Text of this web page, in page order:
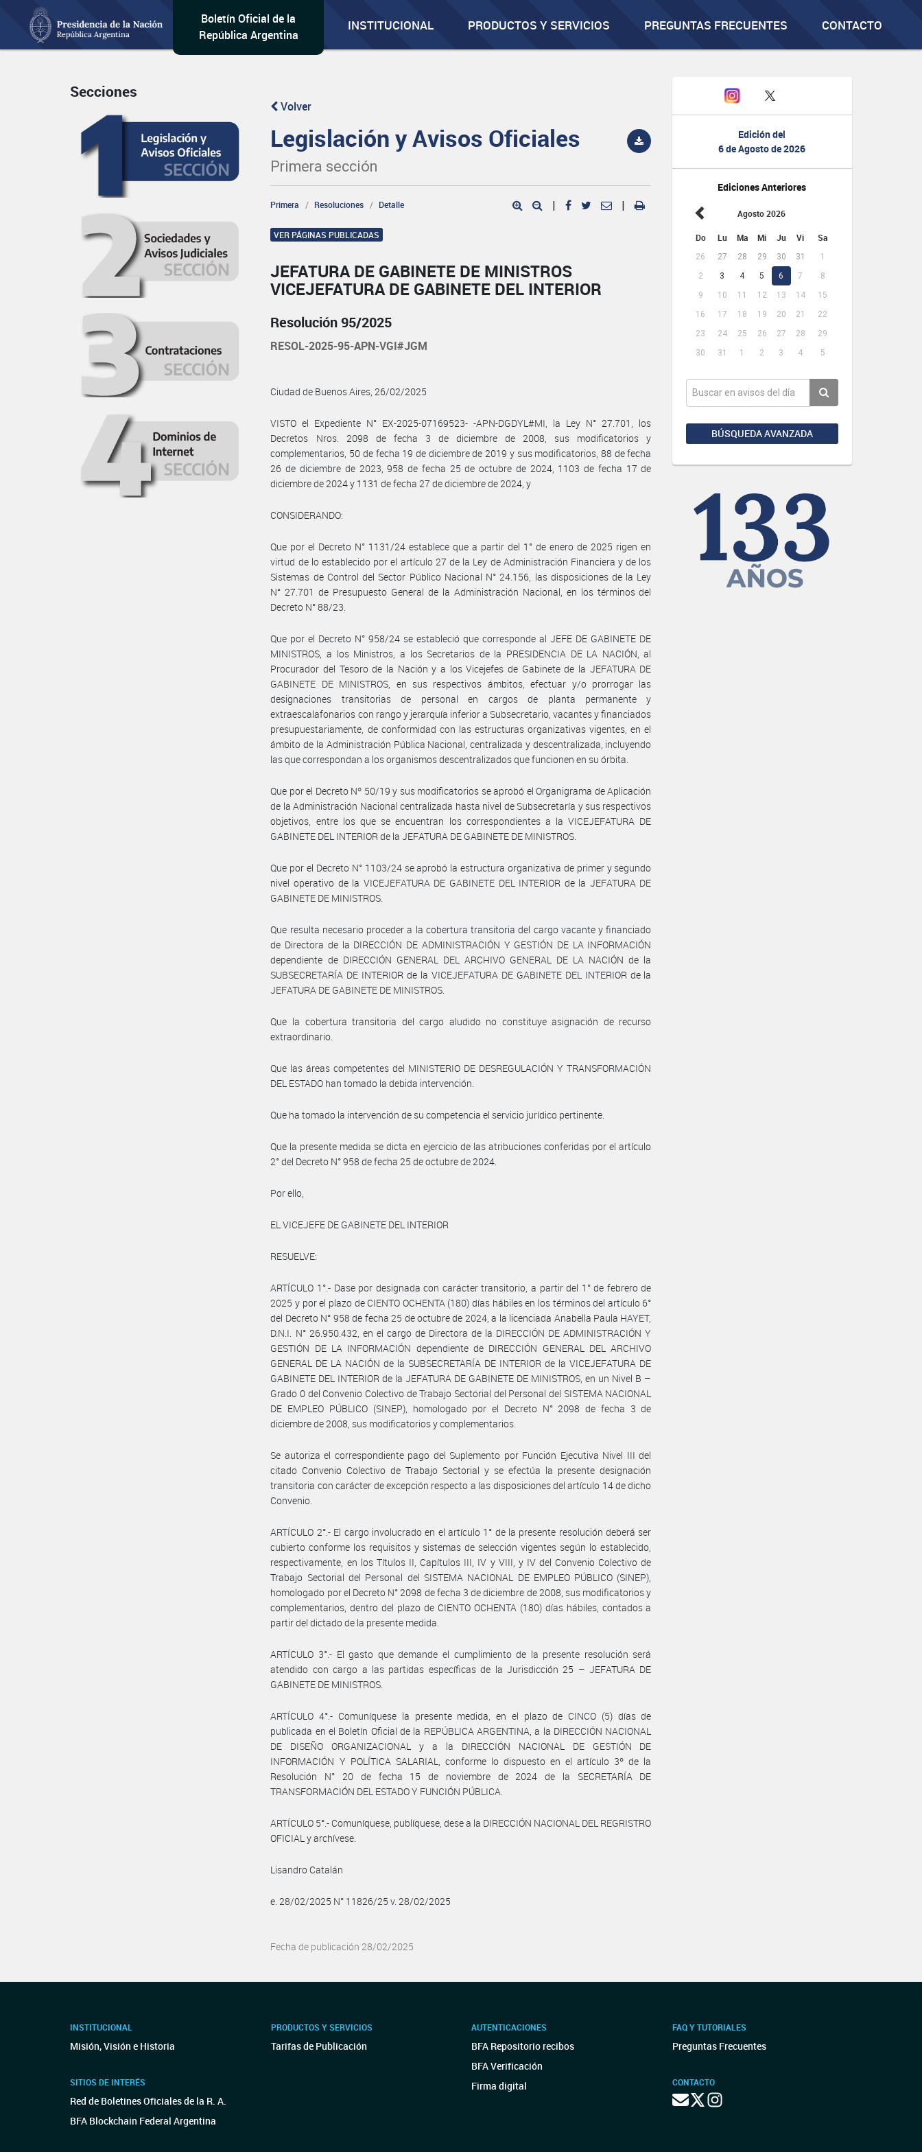
Boletín Oficial de la
República Argentina
INSTITUCIONAL PRODUCTOS Y SERVICIOS PREGUNTAS FRECUENTES CONTACTO
Edición del
6 de Agosto de 2026
Ediciones Anteriores
Agosto 2026
Do Lu Ma Mi Ju Vi Sa
26 27 28 29 30 31
1
2
3 4 5 6 7
8
9
10 11 12 13 14
15
16
17 18 19 20 21
22
23
24 25 26 27 28
29
30
31 1 2 3 4 5
BÚSQUEDA AVANZADA
Secciones
Volver
Legislación y Avisos Oficiales
Primera sección
Primera Resoluciones Detalle | |
VER PÁGINAS PUBLICADAS
JEFATURA DE GABINETE DE MINISTROS
VICEJEFATURA DE GABINETE DEL INTERIOR
Resolución 95/2025
RESOL-2025-95-APN-VGI#JGM
Ciudad de Buenos Aires, 26/02/2025
VISTO el Expediente N° EX-2025-07169523- -APN-DGDYL#MI, la Ley N° 27.701, los
Decretos Nros. 2098 de fecha 3 de diciembre de 2008, sus modificatorios y
complementarios, 50 de fecha 19 de diciembre de 2019 y sus modificatorios, 88 de fecha
26 de diciembre de 2023, 958 de fecha 25 de octubre de 2024, 1103 de fecha 17 de
diciembre de 2024 y 1131 de fecha 27 de diciembre de 2024, y
CONSIDERANDO:
Que por el Decreto N° 1131/24 establece que a partir del 1° de enero de 2025 rigen en
virtud de lo establecido por el artículo 27 de la Ley de Administración Financiera y de los
Sistemas de Control del Sector Público Nacional N° 24.156, las disposiciones de la Ley
N° 27.701 de Presupuesto General de la Administración Nacional, en los términos del
Decreto N° 88/23.
Que por el Decreto N° 958/24 se estableció que corresponde al JEFE DE GABINETE DE
MINISTROS, a los Ministros, a los Secretarios de la PRESIDENCIA DE LA NACIÓN, al
Procurador del Tesoro de la Nación y a los Vicejefes de Gabinete de la JEFATURA DE
GABINETE DE MINISTROS, en sus respectivos ámbitos, efectuar y/o prorrogar las
designaciones transitorias de personal en cargos de planta permanente y
extraescalafonarios con rango y jerarquía inferior a Subsecretario, vacantes y financiados
presupuestariamente, de conformidad con las estructuras organizativas vigentes, en el
ámbito de la Administración Pública Nacional, centralizada y descentralizada, incluyendo
las que correspondan a los organismos descentralizados que funcionen en su órbita.
Que por el Decreto Nº 50/19 y sus modificatorios se aprobó el Organigrama de Aplicación
de la Administración Nacional centralizada hasta nivel de Subsecretaría y sus respectivos
objetivos, entre los que se encuentran los correspondientes a la VICEJEFATURA DE
GABINETE DEL INTERIOR de la JEFATURA DE GABINETE DE MINISTROS.
Que por el Decreto N° 1103/24 se aprobó la estructura organizativa de primer y segundo
nivel operativo de la VICEJEFATURA DE GABINETE DEL INTERIOR de la JEFATURA DE
GABINETE DE MINISTROS.
Que resulta necesario proceder a la cobertura transitoria del cargo vacante y financiado
de Directora de la DIRECCIÓN DE ADMINISTRACIÓN Y GESTIÓN DE LA INFORMACIÓN
dependiente de DIRECCIÓN GENERAL DEL ARCHIVO GENERAL DE LA NACIÓN de la
SUBSECRETARÍA DE INTERIOR de la VICEJEFATURA DE GABINETE DEL INTERIOR de la
JEFATURA DE GABINETE DE MINISTROS.
Que la cobertura transitoria del cargo aludido no constituye asignación de recurso
extraordinario.
Que las áreas competentes del MINISTERIO DE DESREGULACIÓN Y TRANSFORMACIÓN
DEL ESTADO han tomado la debida intervención.
Que ha tomado la intervención de su competencia el servicio jurídico pertinente.
Que la presente medida se dicta en ejercicio de las atribuciones conferidas por el artículo
2° del Decreto N° 958 de fecha 25 de octubre de 2024.
Por ello,
EL VICEJEFE DE GABINETE DEL INTERIOR
RESUELVE:
ARTÍCULO 1°.- Dase por designada con carácter transitorio, a partir del 1° de febrero de
2025 y por el plazo de CIENTO OCHENTA (180) días hábiles en los términos del artículo 6°
del Decreto N° 958 de fecha 25 de octubre de 2024, a la licenciada Anabella Paula HAYET,
D.N.I. N° 26.950.432, en el cargo de Directora de la DIRECCIÓN DE ADMINISTRACIÓN Y
GESTIÓN DE LA INFORMACIÓN dependiente de DIRECCIÓN GENERAL DEL ARCHIVO
GENERAL DE LA NACIÓN de la SUBSECRETARÍA DE INTERIOR de la VICEJEFATURA DE
GABINETE DEL INTERIOR de la JEFATURA DE GABINETE DE MINISTROS, en un Nivel B –
Grado 0 del Convenio Colectivo de Trabajo Sectorial del Personal del SISTEMA NACIONAL
DE EMPLEO PÚBLICO (SINEP), homologado por el Decreto N° 2098 de fecha 3 de
diciembre de 2008, sus modificatorios y complementarios.
Se autoriza el correspondiente pago del Suplemento por Función Ejecutiva Nivel III del
citado Convenio Colectivo de Trabajo Sectorial y se efectúa la presente designación
transitoria con carácter de excepción respecto a las disposiciones del artículo 14 de dicho
Convenio.
ARTÍCULO 2°.- El cargo involucrado en el artículo 1° de la presente resolución deberá ser
cubierto conforme los requisitos y sistemas de selección vigentes según lo establecido,
respectivamente, en los Títulos II, Capítulos III, IV y VIII, y IV del Convenio Colectivo de
Trabajo Sectorial del Personal del SISTEMA NACIONAL DE EMPLEO PÚBLICO (SINEP),
homologado por el Decreto N° 2098 de fecha 3 de diciembre de 2008, sus modificatorios y
complementarios, dentro del plazo de CIENTO OCHENTA (180) días hábiles, contados a
partir del dictado de la presente medida.
ARTÍCULO 3°.- El gasto que demande el cumplimiento de la presente resolución será
atendido con cargo a las partidas específicas de la Jurisdicción 25 – JEFATURA DE
GABINETE DE MINISTROS.
ARTÍCULO 4°.- Comuníquese la presente medida, en el plazo de CINCO (5) días de
publicada en el Boletín Oficial de la REPÚBLICA ARGENTINA, a la DIRECCIÓN NACIONAL
DE DISEÑO ORGANIZACIONAL y a la DIRECCIÓN NACIONAL DE GESTIÓN DE
INFORMACIÓN Y POLÍTICA SALARIAL, conforme lo dispuesto en el artículo 3º de la
Resolución N° 20 de fecha 15 de noviembre de 2024 de la SECRETARÍA DE
TRANSFORMACIÓN DEL ESTADO Y FUNCIÓN PÚBLICA.
ARTÍCULO 5°.- Comuníquese, publíquese, dese a la DIRECCIÓN NACIONAL DEL REGRISTRO
OFICIAL y archívese.
Lisandro Catalán
e. 28/02/2025 N° 11826/25 v. 28/02/2025
Fecha de publicación 28/02/2025
INSTITUCIONAL
Misión, Visión e Historia
SITIOS DE INTERÉS
Red de Boletines Oficiales de la R. A.
BFA Blockchain Federal Argentina
PRODUCTOS Y SERVICIOS
Tarifas de Publicación
AUTENTICACIONES
BFA Repositorio recibos
BFA Verificación
Firma digital
FAQ Y TUTORIALES
Preguntas Frecuentes
CONTACTO